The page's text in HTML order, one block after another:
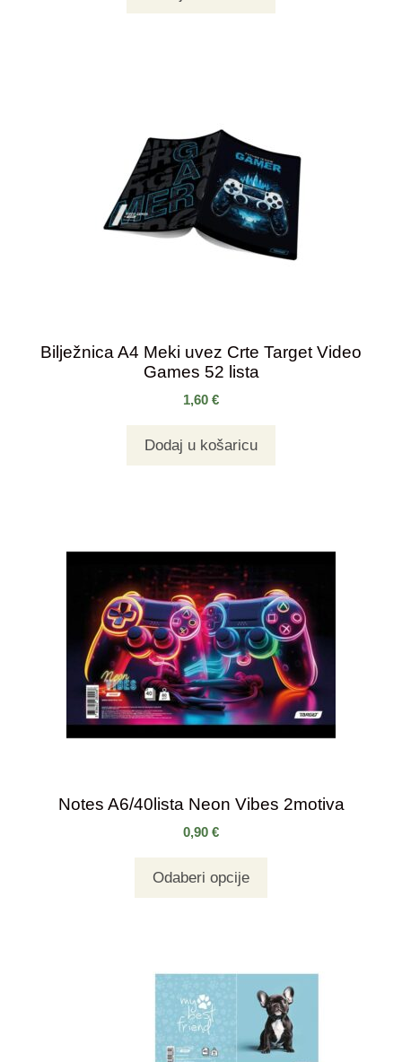
Bilježnica A4 Meki uvez Crte Target Video
Games 52 lista
1,60 €
Dodaj u košaricu
Notes A6/40lista Neon Vibes 2motiva
0,90 €
Odaberi opcije